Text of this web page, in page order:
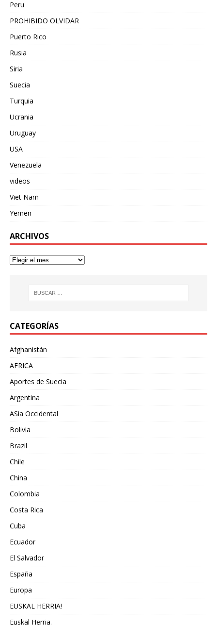
Peru
PROHIBIDO OLVIDAR
Puerto Rico
Rusia
Siria
Suecia
Turquia
Ucrania
Uruguay
USA
Venezuela
videos
Viet Nam
Yemen
ARCHIVOS
CATEGORÍAS
Afghanistán
AFRICA
Aportes de Suecia
Argentina
ASia Occidental
Bolivia
Brazil
Chile
China
Colombia
Costa Rica
Cuba
Ecuador
El Salvador
España
Europa
EUSKAL HERRIA!
Euskal Herria.